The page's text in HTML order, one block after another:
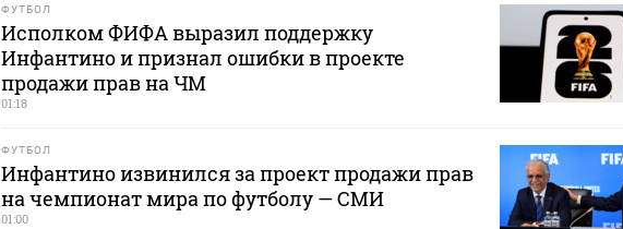
ФУТБОЛ
Исполком ФИФА выразил поддержку
Инфантино и признал ошибки в проекте
продажи прав на ЧМ
01:18
ФУТБОЛ
Инфантино извинился за проект продажи прав
на чемпионат мира по футболу — СМИ
01:00